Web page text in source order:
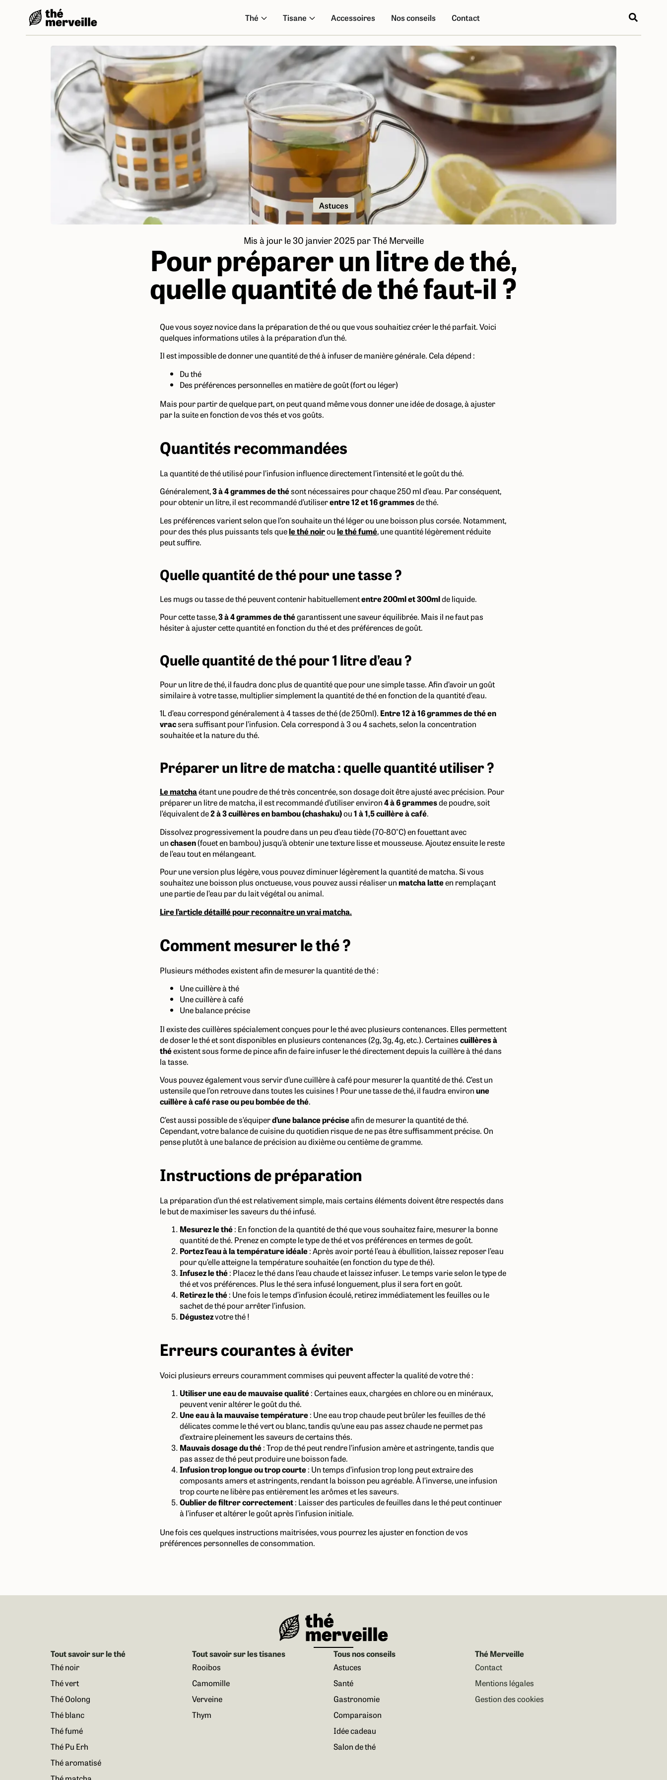
Thé Tisane Accessoires Nos conseils Contact
Astuces
Mis à jour le 30 janvier 2025 parThé Merveille
Pour préparer un litre de thé,
quelle quantité de thé faut-il ?
Que vous soyez novice dans la préparation de thé ou que vous souhaitiez créer le thé parfait. Voici
quelques informations utiles à la préparation d’un thé.
Il est impossible de donner une quantité de thé à infuser de manière générale. Cela dépend :
Du thé
Des préférences personnelles en matière de goût (fort ou léger)
Mais pour partir de quelque part, on peut quand même vous donner une idée de dosage, à ajuster
par la suite en fonction de vos thés et vos goûts.
Quantités recommandées
La quantité de thé utilisé pour l’infusion influence directement l’intensité et le goût du thé.
Généralement,3 à 4 grammes de thésont nécessaires pour chaque 250 ml d’eau. Par conséquent,
pour obtenir un litre, il est recommandé d’utiliserentre 12 et 16 grammesde thé.
Les préférences varient selon que l’on souhaite un thé léger ou une boisson plus corsée. Notamment,
pour des thés plus puissants tels quele thé noiroule thé fumé, une quantité légèrement réduite
peut suffire.
Quelle quantité de thé pour une tasse ?
Les mugs ou tasse de thé peuvent contenir habituellemententre 200ml et 300mlde liquide.
Pour cette tasse,3 à 4 grammes de thégarantissent une saveur équilibrée. Mais il ne faut pas
hésiter à ajuster cette quantité en fonction du thé et des préférences de goût.
Quelle quantité de thé pour 1 litre d’eau ?
Pour un litre de thé, il faudra donc plus de quantité que pour une simple tasse. Afin d’avoir un goût
similaire à votre tasse, multiplier simplement la quantité de thé en fonction de la quantité d’eau.
1L d’eau correspond généralement à 4 tasses de thé (de 250ml). Entre 12 à 16 grammes de thé en
vracsera suffisant pour l’infusion. Cela correspond à 3 ou 4 sachets, selon la concentration
souhaitée et la nature du thé.
Préparer un litre de matcha : quelle quantité utiliser ?
Le matchaétant une poudre de thé très concentrée, son dosage doit être ajusté avec précision. Pour
préparer un litre de matcha, il est recommandé d’utiliser environ4 à 6 grammesde poudre, soit
l’équivalent de2 à 3 cuillères en bambou (chashaku)ou1 à 1,5 cuillère à café.
Dissolvez progressivement la poudre dans un peu d’eau tiède (70-80°C) en fouettant avec
unchasen(fouet en bambou) jusqu’à obtenir une texture lisse et mousseuse. Ajoutez ensuite le reste
de l’eau tout en mélangeant.
Pour une version plus légère, vous pouvez diminuer légèrement la quantité de matcha. Si vous
souhaitez une boisson plus onctueuse, vous pouvez aussi réaliser unmatcha latteen remplaçant
une partie de l’eau par du lait végétal ou animal.
Lire l’article détaillé pour reconnaitre un vrai matcha.
Comment mesurer le thé ?
Plusieurs méthodes existent afin de mesurer la quantité de thé :
Une cuillère à thé
Une cuillère à café
Une balance précise
Il existe des cuillères spécialement conçues pour le thé avec plusieurs contenances. Elles permettent
de doser le thé et sont disponibles en plusieurs contenances (2g, 3g, 4g, etc.). Certainescuillères à
théexistent sous forme de pince afin de faire infuser le thé directement depuis la cuillère à thé dans
la tasse.
Vous pouvez également vous servir d’une cuillère à café pour mesurer la quantité de thé. C’est un
ustensile que l’on retrouve dans toutes les cuisines ! Pour une tasse de thé, il faudra environune
cuillère à café rase ou peu bombée de thé.
C’est aussi possible de s’équiperd’une balance préciseafin de mesurer la quantité de thé.
Cependant, votre balance de cuisine du quotidien risque de ne pas être suffisamment précise. On
pense plutôt à une balance de précision au dixième ou centième de gramme.
Instructions de préparation
La préparation d’un thé est relativement simple, mais certains éléments doivent être respectés dans
le but de maximiser les saveurs du thé infusé.
Mesurez le thé: En fonction de la quantité de thé que vous souhaitez faire, mesurer la bonne
quantité de thé. Prenez en compte le type de thé et vos préférences en termes de goût.
Portez l’eau à la température idéale: Après avoir porté l’eau à ébullition, laissez reposer l’eau
pour qu’elle atteigne la température souhaitée (en fonction du type de thé).
Infusez le thé: Placez le thé dans l’eau chaude et laissez infuser. Le temps varie selon le type de
thé et vos préférences. Plus le thé sera infusé longuement, plus il sera fort en goût.
Retirez le thé: Une fois le temps d’infusion écoulé, retirez immédiatement les feuilles ou le
sachet de thé pour arrêter l’infusion.
Dégustezvotre thé !
Erreurs courantes à éviter
Voici plusieurs erreurs couramment commises qui peuvent affecter la qualité de votre thé :
Utiliser une eau de mauvaise qualité: Certaines eaux, chargées en chlore ou en minéraux,
peuvent venir altérer le goût du thé.
Une eau à la mauvaise température: Une eau trop chaude peut brûler les feuilles de thé
délicates comme le thé vert ou blanc, tandis qu’une eau pas assez chaude ne permet pas
d’extraire pleinement les saveurs de certains thés.
Mauvais dosage du thé: Trop de thé peut rendre l’infusion amère et astringente, tandis que
pas assez de thé peut produire une boisson fade.
Infusion trop longue ou trop courte: Un temps d’infusion trop long peut extraire des
composants amers et astringents, rendant la boisson peu agréable. À l’inverse, une infusion
trop courte ne libère pas entièrement les arômes et les saveurs.
Oublier de filtrer correctement: Laisser des particules de feuilles dans le thé peut continuer
à l’infuser et altérer le goût après l’infusion initiale.
Une fois ces quelques instructions maitrisées, vous pourrez les ajuster en fonction de vos
préférences personnelles de consommation.
Tout savoir sur le thé
Thé noir
Thé vert
Thé Oolong
Thé blanc
Thé fumé
Thé Pu Erh
Thé aromatisé
Tout savoir sur les tisanes
Rooibos
Camomille
Verveine
Thym
Tous nos conseils
Astuces
Santé
Gastronomie
Comparaison
Idée cadeau
Salon de thé
Thé Merveille
Contact
Mentions légales
Gestion des cookies